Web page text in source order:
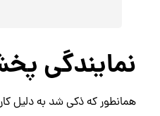
نمایندگی
همانطور که ذکی شد به دلیل